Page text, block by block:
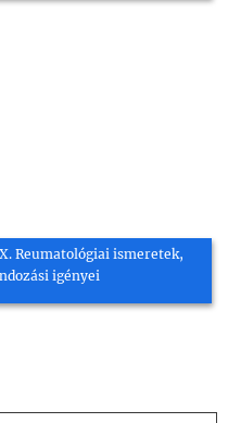
Reumatológiai ismeretek,
igényei